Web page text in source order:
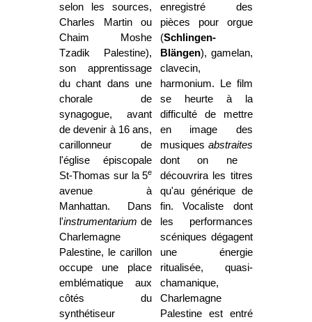
selon les sources,
Charles Martin ou
Chaim Moshe
Tzadik Palestine),
son apprentissage
du chant dans une
chorale de
synagogue, avant
de devenir à 16 ans,
carillonneur de
l'église épiscopale
St-Thomas sur la 5e
avenue à
Manhattan. Dans
l'instrumentarium de
Charlemagne
Palestine, le carillon
occupe une place
emblématique aux
côtés du
synthétiseur
enregistré des
pièces pour orgue
(Schlingen-
Blängen), gamelan,
clavecin,
harmonium. Le film
se heurte à la
difficulté de mettre
en image des
musiques abstraites
dont on ne
découvrira les titres
qu'au générique de
fin. Vocaliste dont
les performances
scéniques dégagent
une énergie
ritualisée, quasi-
chamanique,
Charlemagne
Palestine est entré